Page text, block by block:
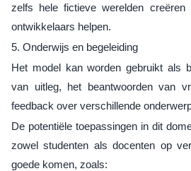
zelfs hele fictieve werelden
ontwikkelaars helpen.
5. Onderwijs en begeleiding
Het model kan worden gebruikt als
van uitleg, het beantwoorden van
feedback over verschillende
De potentiële toepassingen in dit
zowel studenten als docenten op
goede komen, zoals: